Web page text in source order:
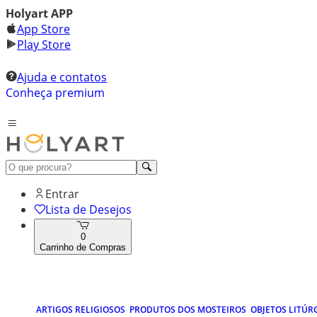
Holyart APP
App Store
Play Store
Ajuda e contatos
Conheça premium
Entrar
Lista de Desejos
0
Carrinho de Compras
ARTIGOS RELIGIOSOS PRODUTOS DOS MOSTEIROS OBJETOS